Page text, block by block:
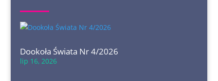
Dookoła Świata Nr 4/2026
lip 16, 2026